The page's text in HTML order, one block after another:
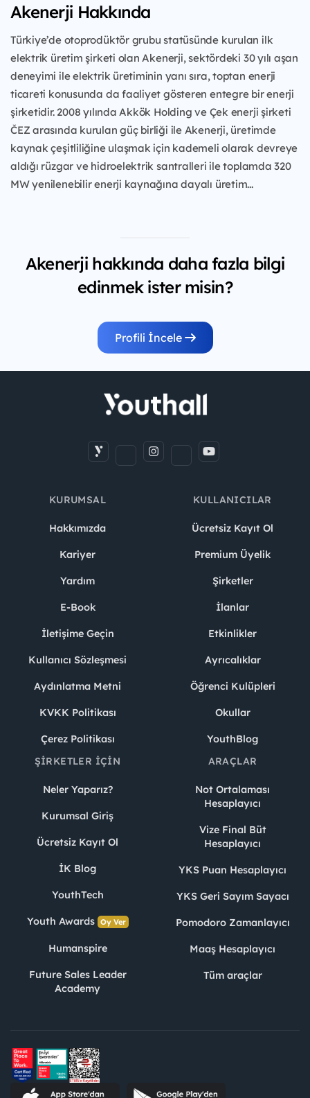
Akenerji Hakkında
Türkiye’de otoprodüktör grubu statüsünde kurulan ilk
elektrik üretim şirketi olan Akenerji, sektördeki 30 yılı aşan
deneyimi ile elektrik üretiminin yanı sıra, toptan enerji
ticareti konusunda da faaliyet gösteren entegre bir enerji
şirketidir. 2008 yılında Akkök Holding ve Çek enerji şirketi
ČEZ arasında kurulan güç birliği ile Akenerji, üretimde
kaynak çeşitliliğine ulaşmak için kademeli olarak devreye
aldığı rüzgar ve hidroelektrik santralleri ile toplamda 320
MW yenilenebilir enerji kaynağına dayalı üretim...
Akenerji hakkında daha fazla bilgi
edinmek ister misin?
Profili İncele
KURUMSAL
Hakkımızda
Kariyer
Yardım
E-Book
İletişime Geçin
Kullanıcı Sözleşmesi
Aydınlatma Metni
KVKK Politikası
Çerez Politikası
KULLANICILAR
Ücretsiz Kayıt Ol
Premium Üyelik
Şirketler
İlanlar
Etkinlikler
Ayrıcalıklar
Öğrenci Kulüpleri
Okullar
YouthBlog
ŞIRKETLER İÇIN
Neler Yaparız?
Kurumsal Giriş
Ücretsiz Kayıt Ol
İK Blog
YouthTech
Youth Awards Oy Ver
Humanspire
Future Sales Leader
Academy
ARAÇLAR
Not Ortalaması
Hesaplayıcı
Vize Final Büt
Hesaplayıcı
YKS Puan Hesaplayıcı
YKS Geri Sayım Sayacı
Pomodoro Zamanlayıcı
Maaş Hesaplayıcı
Tüm araçlar